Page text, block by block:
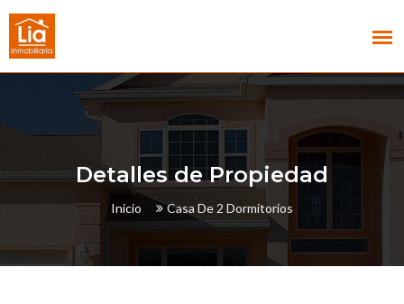
Detalles de Propiedad
Inicio Casa De 2 Dormitorios